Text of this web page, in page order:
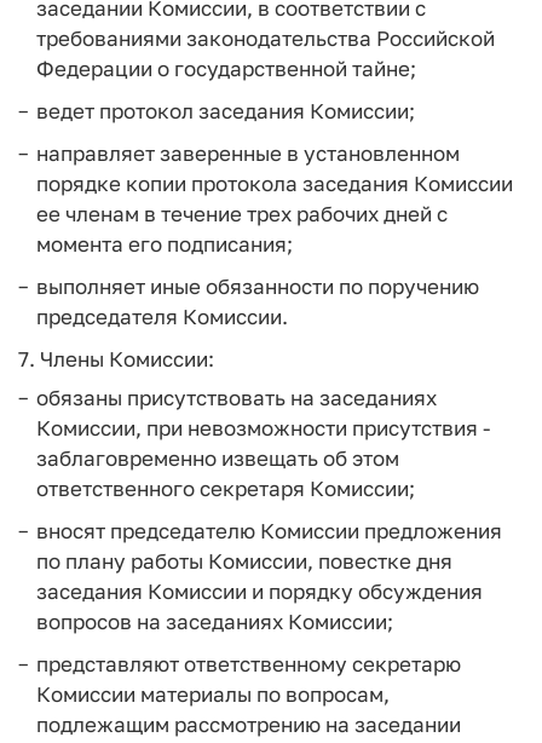
заседании Комиссии, в соответствии с
требованиями законодательства Российской
Федерации о государственной тайне;
ведет протокол заседания Комиссии;
направляет заверенные в установленном
порядке копии протокола заседания Комиссии
ее членам в течение трех рабочих дней с
момента его подписания;
выполняет иные обязанности по поручению
председателя Комиссии.
7. Члены Комиссии:
обязаны присутствовать на заседаниях
Комиссии, при невозможности присутствия -
заблаговременно извещать об этом
ответственного секретаря Комиссии;
вносят председателю Комиссии предложения
по плану работы Комиссии, повестке дня
заседания Комиссии и порядку обсуждения
вопросов на заседаниях Комиссии;
представляют ответственному секретарю
Комиссии материалы по вопросам,
подлежащим рассмотрению на заседании